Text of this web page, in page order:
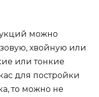
можно
хвойную или
или тонкие
для постройки
то можно не